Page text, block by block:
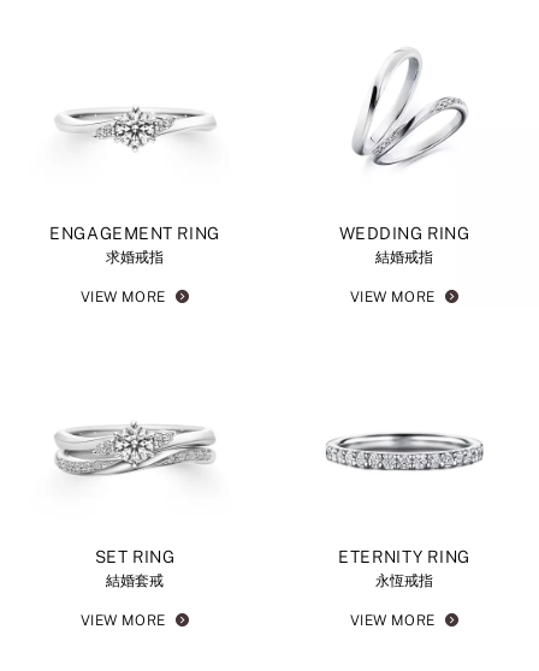
ENGAGEMENT RING
求婚戒指
VIEW MORE
WEDDING RING
結婚戒指
VIEW MORE
SET RING
結婚套戒
VIEW MORE
ETERNITY RING
永恆戒指
VIEW MORE